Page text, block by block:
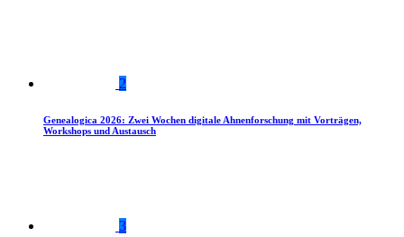
2
Genealogica 2026: Zwei Wochen digitale Ahnenforschung mit Vorträgen,
Workshops und Austausch
3